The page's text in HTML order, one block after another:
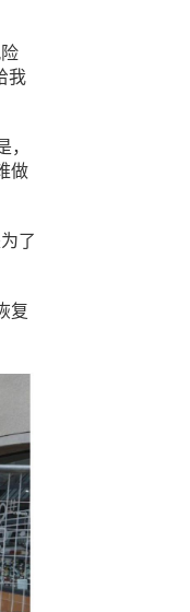
我
，
做
了
复